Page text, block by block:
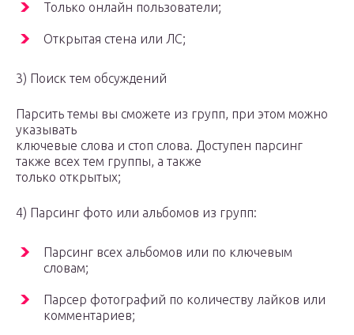
Только онлайн пользователи;
Открытая стена или ЛС;
3) Поиск тем обсуждений
Парсить темы вы сможете из групп, при этом можно
указывать
ключевые слова и стоп слова. Доступен парсинг
также всех тем группы, а также
только открытых;
4) Парсинг фото или альбомов из групп:
Парсинг всех альбомов или по ключевым
словам;
Парсер фотографий по количеству лайков или
комментариев;